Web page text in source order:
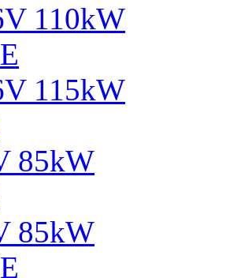
110kW
115kW
85kW
85kW